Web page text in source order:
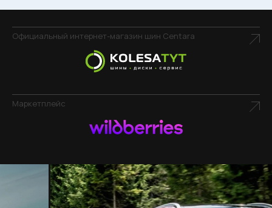
Официальный интернет-магазин шин Centara
Маркетплейс